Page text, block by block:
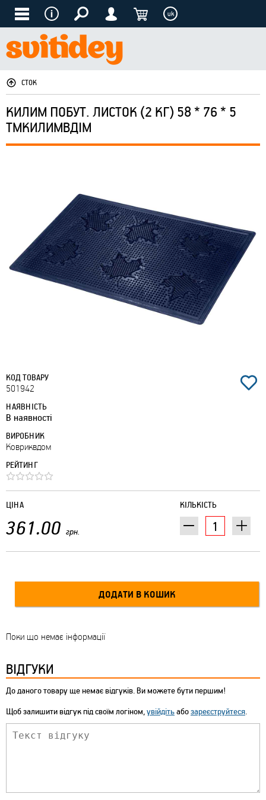
uk
СТОК
КИЛИМ ПОБУТ. ЛИСТОК (2 КГ) 58 * 76 * 5
ТМКИЛИМВДІМ
КОД ТОВАРУ
501942
НАЯВНІСТЬ
В наявності
ВИРОБНИК
Ковриквдом
РЕЙТИНГ
КІЛЬКІСТЬ
ЦІНА
361.00 грн.
Поки що немає інформації
ВІДГУКИ
До даного товару ще немає відгуків. Ви можете бути першим!
Щоб залишити відгук під своїм логіном,увійдітьабозареєструйтеся.